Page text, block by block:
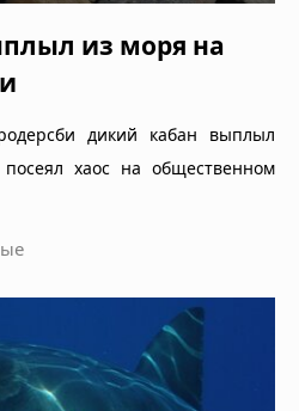
из моря на
дикий кабан выплыл
хаос на общественном